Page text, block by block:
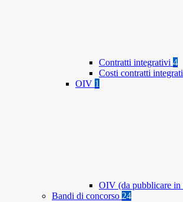
Contratti integrativi 4
Costi contratti
OIV 1
OIV (da pubblicare in
Bandi di concorso 24